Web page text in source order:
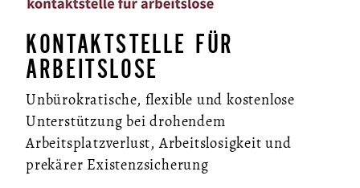
KONTAKTSTELLE FÜR
ARBEITSLOSE
Unbürokratische, flexible und kostenlose
Unterstützung bei drohendem
Arbeitsplatzverlust, Arbeitslosigkeit und
prekärer Existenzsicherung